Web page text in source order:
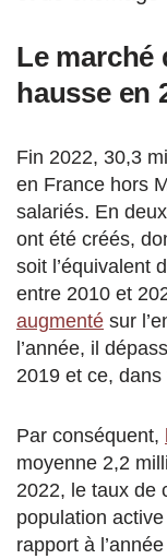
Le marché
hausse en
Fin 2022, 30,3
en France hors
salariés. En
ont été créés,
soit l’équivalent
entre 2010 et
augmenté sur
l’année, il
2019 et ce,
Par conséquent,
moyenne 2,2
2022, le taux de
population
rapport à